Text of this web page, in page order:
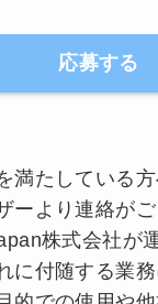
応募する
満たしている方
ーより連絡がご
株式会社が
に付随する業務